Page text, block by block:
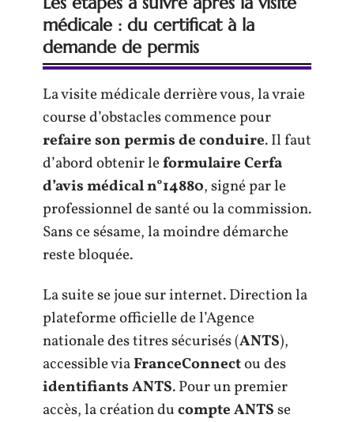
médicale : du certificat à la
demande de permis
La visite médicale derrière vous, la vraie
course d’obstacles commence pour
refaire son permis de conduire. Il faut
d’abord obtenir leformulaire Cerfa
d’avis médical n°14880, signé par le
professionnel de santé ou la commission.
Sans ce sésame, la moindre démarche
reste bloquée.
La suite se joue sur internet. Direction la
plateforme officielle de l’Agence
nationale des titres sécurisés (ANTS),
accessible viaFranceConnectou des
identifiants ANTS. Pour un premier
accès, la création ducompte ANTSse